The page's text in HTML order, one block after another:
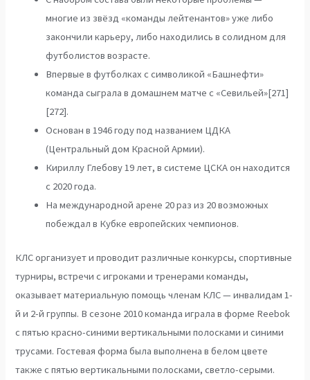
многие из звёзд «команды лейтенантов» уже либо
закончили карьеру, либо находились в солидном для
футболистов возрасте.
Впервые в футболках с символикой «Башнефти»
команда сыграла в домашнем матче с «Севильей»[271]
[272].
Основан в 1946 году под названием ЦДКА
(Центральный дом Красной Армии).
Кириллу Глебову 19 лет, в системе ЦСКА он находится
с 2020 года.
На международной арене 20 раз из 20 возможных
побеждал в Кубке европейских чемпионов.
КЛС организует и проводит различные конкурсы, спортивные
турниры, встречи с игроками и тренерами команды,
оказывает материальную помощь членам КЛС — инвалидам 1-
й и 2-й группы. В сезоне 2010 команда играла в форме Reebok
с пятью красно-синими вертикальными полосками и синими
трусами. Гостевая форма была выполнена в белом цвете
также с пятью вертикальными полосками, светло-серыми.